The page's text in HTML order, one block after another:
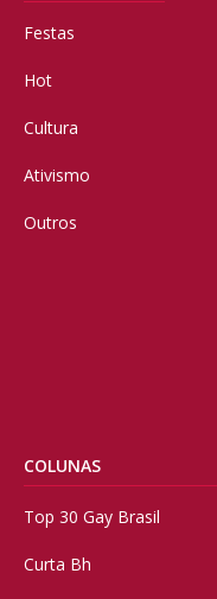
Festas
Hot
Cultura
Ativismo
Outros
COLUNAS
Top 30 Gay Brasil
Curta Bh